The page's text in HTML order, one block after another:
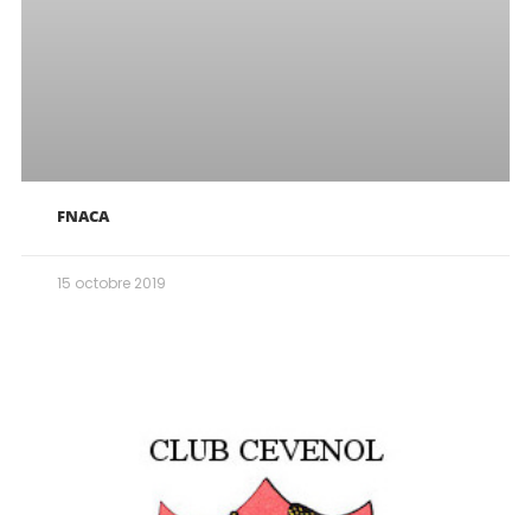
FNACA
15 octobre 2019